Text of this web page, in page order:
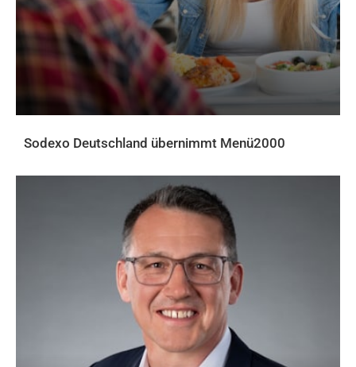
Sodexo Deutschland übernimmt Menü2000